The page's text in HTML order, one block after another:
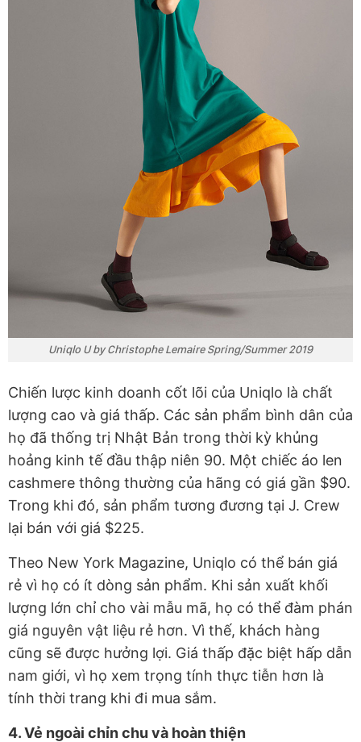
Uniqlo U by Christophe Lemaire Spring/Summer 2019
Chiến lược kinh doanh cốt lõi của Uniqlo là chất
lượng cao và giá thấp. Các sản phẩm bình dân của
họ đã thống trị Nhật Bản trong thời kỳ khủng
hoảng kinh tế đầu thập niên 90. Một chiếc áo len
cashmere thông thường của hãng có giá gần $90.
Trong khi đó, sản phẩm tương đương tại J. Crew
lại bán với giá $225.
Theo New York Magazine, Uniqlo có thể bán giá
rẻ vì họ có ít dòng sản phẩm. Khi sản xuất khối
lượng lớn chỉ cho vài mẫu mã, họ có thể đàm phán
giá nguyên vật liệu rẻ hơn. Vì thế, khách hàng
cũng sẽ được hưởng lợi. Giá thấp đặc biệt hấp dẫn
nam giới, vì họ xem trọng tính thực tiễn hơn là
tính thời trang khi đi mua sắm.
4. Vẻ ngoài chỉn chu và hoàn thiện